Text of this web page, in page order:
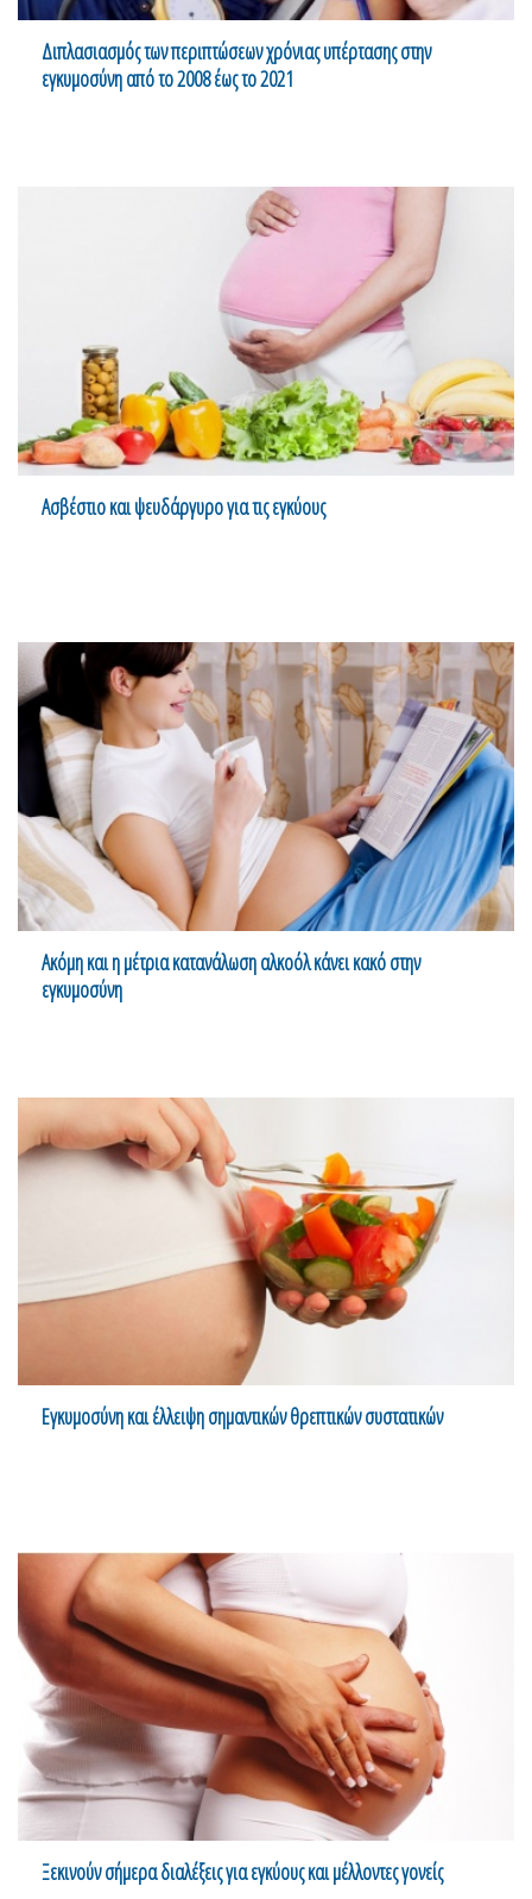
Διπλασιασμός των περιπτώσεων χρόνιας υπέρτασης στην
εγκυμοσύνη από το 2008 έως το 2021
Ασβέστιο και ψευδάργυρο για τις εγκύους
Ακόμη και η μέτρια κατανάλωση αλκοόλ κάνει κακό στην
εγκυμοσύνη
Εγκυμοσύνη και έλλειψη σημαντικών θρεπτικών συστατικών
Ξεκινούν σήμερα διαλέξεις για εγκύους και μέλλοντες γονείς